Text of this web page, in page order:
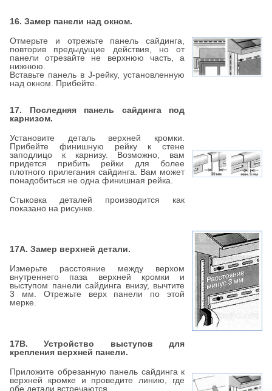
16. Замер панели над окном.
Отмерьте и отрежьте панель сайдинга,
повторив предыдущие действия, но от
панели отрезайте не верхнюю часть, а
нижнюю.
Вставьте панель в J-рейку, установленную
над окном. Прибейте.
17. Последняя панель сайдинга под
карнизом.
Установите деталь верхней кромки.
Прибейте финишную рейку к стене
заподлицо к карнизу. Возможно, вам
придется прибить рейки для более
плотного прилегания сайдинга. Вам может
понадобиться не одна финишная рейка.
Стыковка деталей производится как
показано на рисунке.
17А. Замер верхней детали.
Измерьте расстояние между верхом
внутреннего паза верхней кромки и
выступом панели сайдинга внизу, вычтите
3 мм. Отрежьте верх панели по этой
мерке.
17В. Устройство выступов для
крепления верхней панели.
Приложите обрезанную панель сайдинга к
верхней кромке и проведите линию, где
обе детали встречаются.